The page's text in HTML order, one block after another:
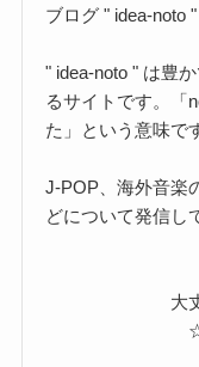
ブログ " idea-noto
" idea-noto " は豊
るサイトです。「
た」という意味で
J-POP、海外音楽
どについて発信し
感謝
大丈夫！
☆ 未来